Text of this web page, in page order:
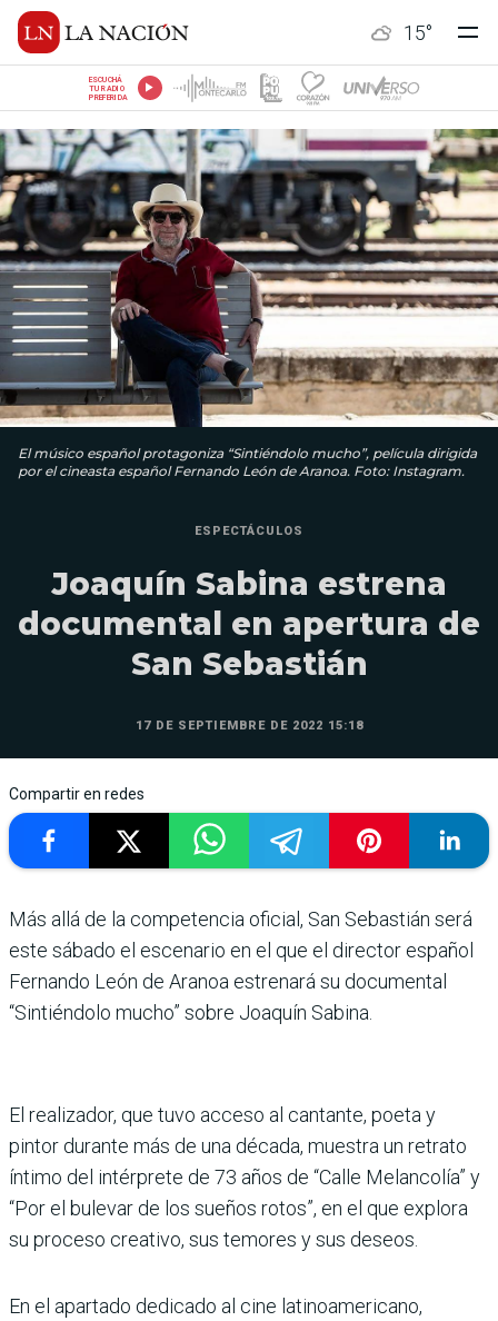
15°
ESCUCHÁ
TU RADIO
PREFERIDA
El músico español protagoniza “Sintiéndolo mucho”, película dirigida
por el cineasta español Fernando León de Aranoa. Foto: Instagram.
ESPECTÁCULOS
Joaquín Sabina estrena
documental en apertura de
San Sebastián
17 DE SEPTIEMBRE DE 2022 15:18
Compartir en redes
Más allá de la competencia oficial, San Sebastián será
este sábado el escenario en el que el director español
Fernando León de Aranoa estrenará su documental
“Sintiéndolo mucho” sobre Joaquín Sabina.
El realizador, que tuvo acceso al cantante, poeta y
pintor durante más de una década, muestra un retrato
íntimo del intérprete de 73 años de “Calle Melancolía” y
“Por el bulevar de los sueños rotos”, en el que explora
su proceso creativo, sus temores y sus deseos.
En el apartado dedicado al cine latinoamericano,